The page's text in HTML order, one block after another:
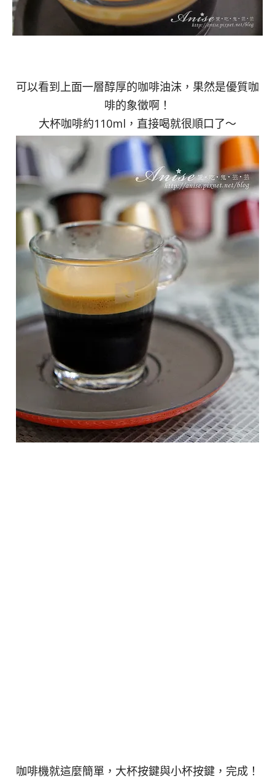
可以看到上面一層醇厚的咖啡油沫，果然是優質咖
啡的象徵啊！
大杯咖啡約110ml，直接喝就很順口了～
咖啡機就這麼簡單，大杯按鍵與小杯按鍵，完成！